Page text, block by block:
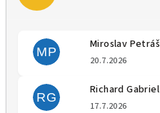
MP
Miroslav Petráš
20.7.2026
RG
Richard Gabriel
17.7.2026